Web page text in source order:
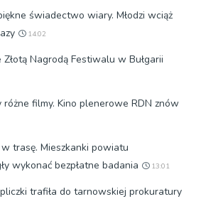
świadectwo wiary. Młodzi wciąż
14:02
Nagrodą Festiwalu w Bułgarii
różne filmy. Kino plenerowe RDN znów
trasę. Mieszkanki powiatu
wykonać bezpłatne badania
13:01
trafiła do tarnowskiej prokuratury